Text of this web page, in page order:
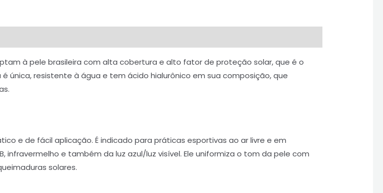
à pele brasileira com alta cobertura e alto fator de proteção solar, que é o
única, resistente à água e tem ácido hialurônico em sua composição, que
e de fácil aplicação. É indicado para práticas esportivas ao ar livre e em
e também da luz azul/luz visível. Ele uniformiza o tom da pele com
solares.